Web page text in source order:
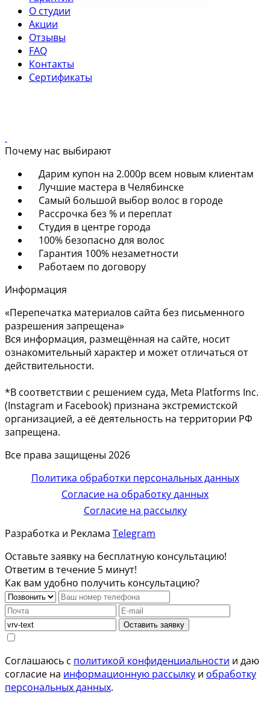
О студии
Акции
Отзывы
FAQ
Контакты
Сертификаты
Почему нас выбирают
Дарим купон на 2.000р всем новым клиентам
Лучшие мастера в Челябинске
Самый большой выбор волос в городе
Рассрочка без % и переплат
Студия в центре города
100% безопасно для волос
Гарантия 100% незаметности
Работаем по договору
Информация
«Перепечатка материалов сайта без письменного
разрешения запрещена»
Вся информация, размещённая на сайте, носит
ознакомительный характер и может отличаться от
действительности.
*В соответствии с решением суда, Meta Platforms Inc.
(Instagram и Facebook) признана экстремистской
организацией, а её деятельность на территории РФ
запрещена.
Все права защищены 2026
Политика обработки персональных данных
Согласие на обработку данных
Согласие на рассылку
Разработка и Реклама Telegram
Оставьте заявку на бесплатную консультацию!
Ответим в течение 5 минут!
Как вам удобно получить консультацию?
Оставить заявку
Соглашаюсь с политикой конфиденциальности и даю
согласие на информационную рассылку и обработку
персональных данных.